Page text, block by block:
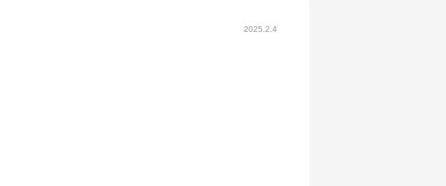
2025.2.4